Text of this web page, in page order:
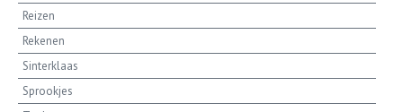
Reizen
Rekenen
Sinterklaas
Sprookjes